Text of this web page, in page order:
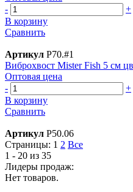
-
+
В корзину
Сравнить
Артикул Р70.#1
Виброхвост Mister Fish 5 см
Оптовая цена
-
+
В корзину
Сравнить
Артикул Р50.06
Страницы: 1 2 Все
1 - 20 из 35
Лидеры продаж:
Нет товаров.